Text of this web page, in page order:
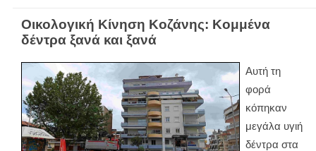
Οικολογική Κίνηση Κοζάνης: Κομμένα
δέντρα ξανά και ξανά
Αυτή τη
φορά
κόπηκαν
μεγάλα υγιή
δέντρα στα